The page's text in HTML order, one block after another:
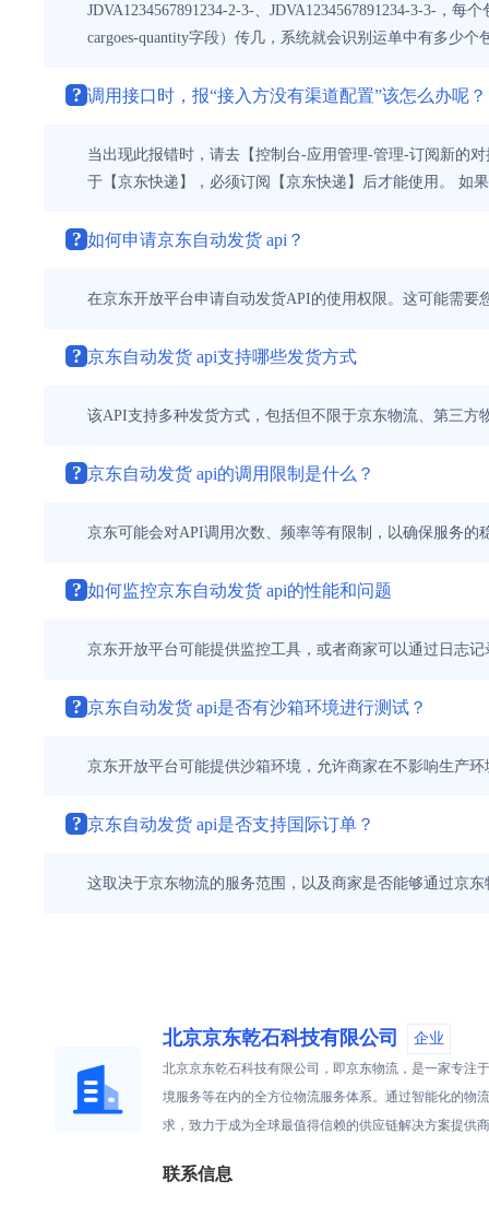
JDVA1234567891234-2-3-、JDVA1234567891234-3-3-，
cargoes-quantity字段）传几，系统就会识别运单中有多少
? 调用接口时，报“接入方没有渠道配置”该怎么办呢？
当出现此报错时，请去【控制台-应用管理-管理-订阅新的
于【京东快递】，必须订阅【京东快递】后才能使用。 如
? 如何申请京东自动发货 api？
在京东开放平台申请自动发货API的使用权限。这可能需要
? 京东自动发货 api支持哪些发货方式
该API支持多种发货方式，包括但不限于京东物流、第三方
? 京东自动发货 api的调用限制是什么？
京东可能会对API调用次数、频率等有限制，以确保服务的
? 如何监控京东自动发货 api的性能和问题
京东开放平台可能提供监控工具，或者商家可以通过日志
? 京东自动发货 api是否有沙箱环境进行测试？
京东开放平台可能提供沙箱环境，允许商家在不影响生产
? 京东自动发货 api是否支持国际订单？
这取决于京东物流的服务范围，以及商家是否能够通过京
北京京东乾石科技有限公司 企业
北京京东乾石科技有限公司，即京东物流，是一家专注
境服务等在内的全方位物流服务体系。通过智能化的物
求，致力于成为全球最值得信赖的供应链解决方案提供
联系信息